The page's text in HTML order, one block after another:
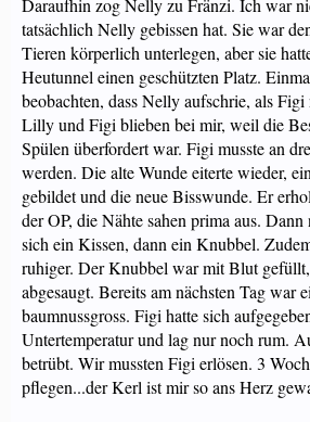
Daraufhin zog Nelly zu Fränzi. Ich war
tatsächlich Nelly gebissen hat. Sie war
Tieren körperlich unterlegen, aber sie
Heutunnel einen geschützten Platz.
beobachten, dass Nelly aufschrie, als
Lilly und Figi blieben bei mir, weil die
Spülen überfordert war. Figi musste an
werden. Die alte Wunde eiterte wieder,
gebildet und die neue Bisswunde. Er
der OP, die Nähte sahen prima aus.
sich ein Kissen, dann ein Knubbel.
ruhiger. Der Knubbel war mit Blut
abgesaugt. Bereits am nächsten Tag war
baumnussgross. Figi hatte sich
Untertemperatur und lag nur noch rum.
betrübt. Wir mussten Figi erlösen. 3
pflegen...der Kerl ist mir so ans Herz